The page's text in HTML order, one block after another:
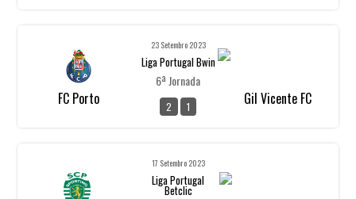
FC Porto
23 Setembro 2023
Liga Portugal Bwin
6ª Jornada
2 1 Gil Vicente FC
17 Setembro 2023
Liga Portugal
Betclic